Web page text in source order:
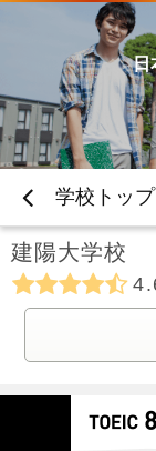
日
学校トッ
建陽大学校